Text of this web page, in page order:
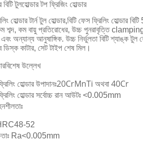
বিটি টুলহোল্ডার টপ ফ্রিজিং হোল্ডার
হোল্ডার টার্ন টুল হোল্ডার,বিটি ফেস ফ্রিলিং
শব্দ, কম বায়ু প্রতিরোধের, উচ্চ পুনরাবৃত্তি
এবং অন্যান্য আনুষাঙ্গিক. উচ্চ নির্ভুলতা বিটি শ্যাঙ্ক
ডিস্ক কাটার, সেট টাইপ শেষ মিল।
বিশেষ উল্লেখ
হোল্ডার উপাদানঃ20CrMnTi অথবা 40Cr
হোল্ডার সর্বোচ্চ রান আউটঃ <0.005mm
52
Ra<0.005mm